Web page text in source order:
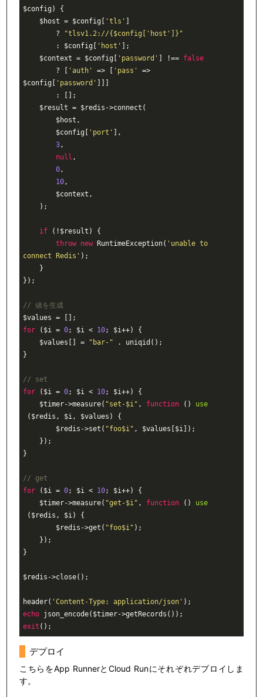
$config)
{
$host = $config[ 'tls' ]
?
"tlsv1.2://{$config [ 'host' ]} "
:
$config[ 'host' ] ;
$context = $config[ 'password' ] !== false
? [ 'auth' => [ 'pass'
=>
$config[ 'password' ]]]
:
[] ;
$result = $redis ->connect(
$host ,
$config[ 'port' ] ,
3,
null ,
0,
10,
$context ,
    )
;
if ( ! $result ) {
throw new RuntimeException( 'unable to
connect Redis' ) ;
    }
}) ;
// 値を生成
$values = [] ;
for ( $i = 0; $i < 10; $i++) {
$values [] = "bar-" . uniqid () ;
}
// set
for ( $i = 0; $i < 10; $i++) {
$timer->measure( "set-$i " , function ()
use
( $redis , $i , $values )
{
$redis ->set( "foo$i " , $values [$i ]) ;
    })
;
}
// get
for ( $i = 0; $i < 10; $i++) {
$timer->measure( "get-$i " , function ()
use
( $redis , $i )
{
$redis ->get( "foo$i " ) ;
    })
;
}
$redis ->close() ;
header( 'Content-Type: application/json' ) ;
echo json_encode( $timer->getRecords()) ;
exit () ;
デプロイ
こちらをApp RunnerとCloud Runにそれぞれデプロイしま
す。